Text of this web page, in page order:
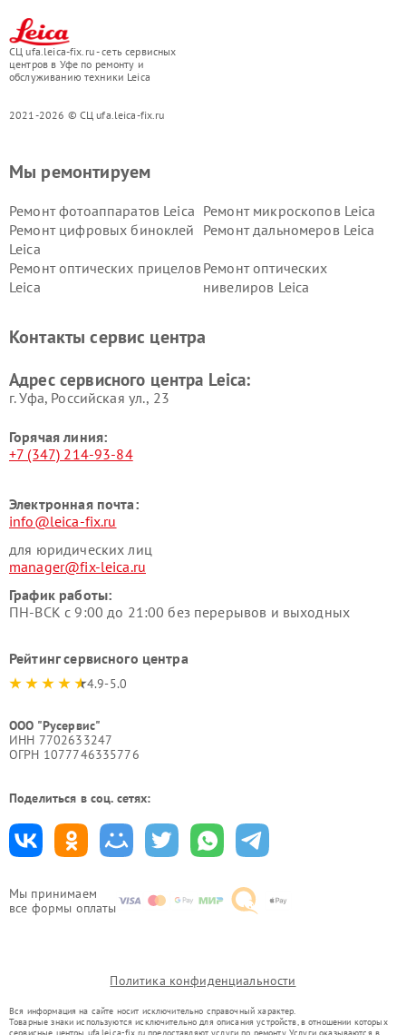
СЦ ufa.leica-fix.ru - сеть сервисных
центров в Уфе по ремонту и
обслуживанию техники Leica
2021-2026 © СЦ ufa.leica-fix.ru
Мы принимаем
все формы оплаты
Мы ремонтируем
Ремонт фотоаппаратов Leica Ремонт микроскопов Leica
Ремонт цифровых биноклей
Leica
Ремонт дальномеров Leica
Ремонт оптических прицелов
Leica
Ремонт оптических
нивелиров Leica
Контакты сервис центра
Адрес сервисного центра Leica:
г. Уфа, Российская ул., 23
Горячая линия:
+7 (347) 214-93-84
Электронная почта:
info@leica-fix.ru
для юридических лиц
manager@fix-leica.ru
График работы:
ПН-ВСК с 9:00 до 21:00 без перерывов и выходных
Рейтинг сервисного центра
4.9-5.0
ООО "Русервис"
ИНН 7702633247
ОГРН 1077746335776
Поделиться в соц. сетях:
Политика конфиденциальности
Вся информация на сайте носит исключительно справочный характер.
Товарные знаки используются исключительно для описания устройств, в отношении которых